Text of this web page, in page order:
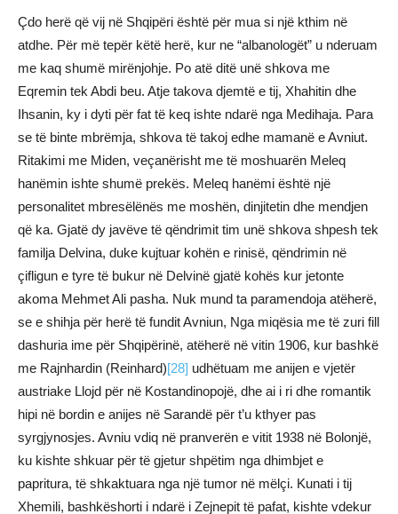
Çdo herë që vij në Shqipëri është për mua si një kthim në
atdhe. Për më tepër këtë herë, kur ne “albanologët” u nderuam
me kaq shumë mirënjohje. Po atë ditë unë shkova me
Eqremin tek Abdi beu. Atje takova djemtë e tij, Xhahitin dhe
Ihsanin, ky i dyti për fat të keq ishte ndarë nga Medihaja. Para
se të binte mbrëmja, shkova të takoj edhe mamanë e Avniut.
Ritakimi me Miden, veçanërisht me të moshuarën Meleq
hanëmin ishte shumë prekës. Meleq hanëmi është një
personalitet mbresëlënës me moshën, dinjitetin dhe mendjen
që ka. Gjatë dy javëve të qëndrimit tim unë shkova shpesh tek
familja Delvina, duke kujtuar kohën e rinisë, qëndrimin në
çifligun e tyre të bukur në Delvinë gjatë kohës kur jetonte
akoma Mehmet Ali pasha. Nuk mund ta paramendoja atëherë,
se e shihja për herë të fundit Avniun, Nga miqësia me të zuri fill
dashuria ime për Shqipërinë, atëherë në vitin 1906, kur bashkë
me Rajnhardin (Reinhard)[28] udhëtuam me anijen e vjetër
austriake Llojd për në Kostandinopojë, dhe ai i ri dhe romantik
hipi në bordin e anijes në Sarandë për t’u kthyer pas
syrgjynosjes. Avniu vdiq në pranverën e vitit 1938 në Bolonjë,
ku kishte shkuar për të gjetur shpëtim nga dhimbjet e
papritura, të shkaktuara nga një tumor në mëlçi. Kunati i tij
Xhemili, bashkëshorti i ndarë i Zejnepit të pafat, kishte vdekur